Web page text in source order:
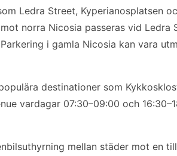
Ledra Street, Kyperianosplatsen
norra Nicosia passeras vid
i gamla Nicosia kan vara
destinationer som
vardagar 07:30–09:00 och
mellan städer mot en